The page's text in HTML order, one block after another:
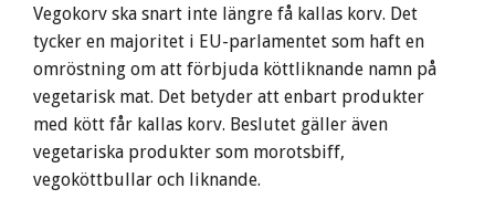
Vegokorv ska snart inte längre få kallas korv. Det
tycker en majoritet i EU-parlamentet som haft en
omröstning om att förbjuda köttliknande namn på
vegetarisk mat. Det betyder att enbart produkter
med kött får kallas korv. Beslutet gäller även
vegetariska produkter som morotsbiff,
vegoköttbullar och liknande.